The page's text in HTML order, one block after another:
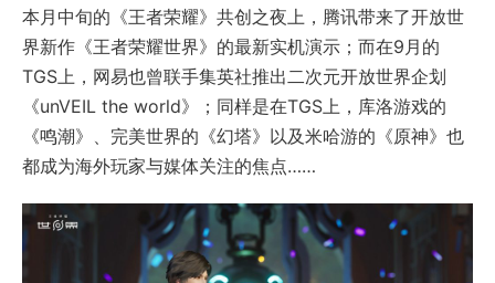
本月中旬的《王者荣耀》共创之夜上，腾讯带来了开放世
界新作《王者荣耀世界》的最新实机演示；而在9月的
TGS上，网易也曾联手集英社推出二次元开放世界企划
《unVEIL the world》；同样是在TGS上，库洛游戏的
《鸣潮》、完美世界的《幻塔》以及米哈游的《原神》也
都成为海外玩家与媒体关注的焦点……